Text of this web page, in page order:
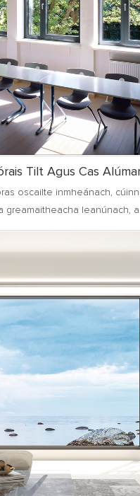
Tilt Agus Cas
oscailte inmheánach,
greamaitheacha leanúnach, a
na doirse agus na
simplí agus glan, rud a
áisiúla